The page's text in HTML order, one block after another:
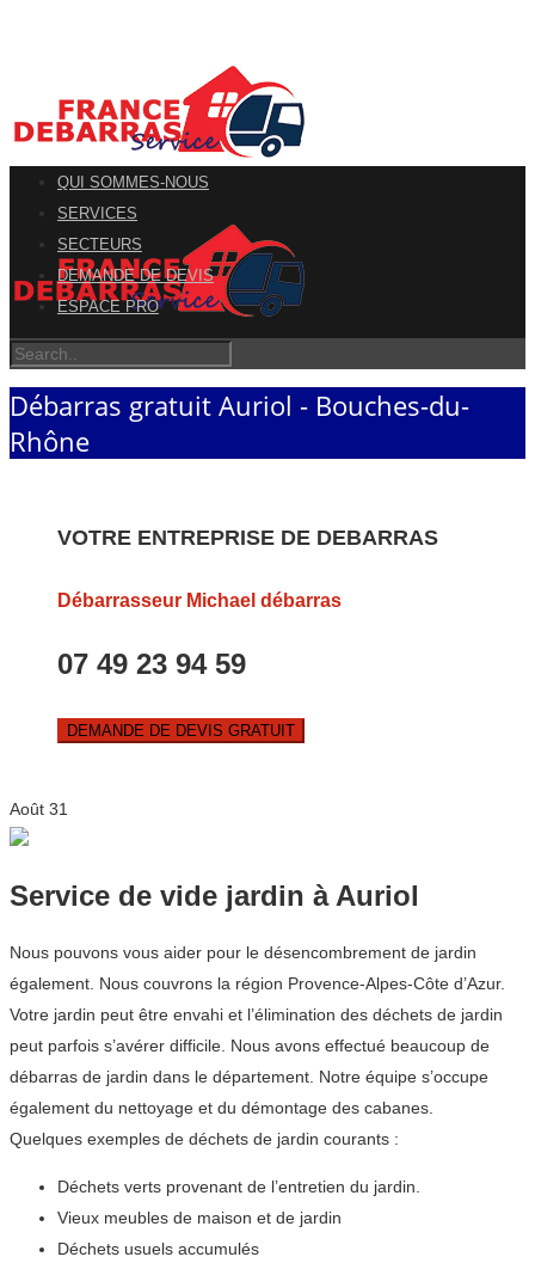
QUI SOMMES-NOUS
SERVICES
SECTEURS
DEMANDE DE DEVIS
ESPACE PRO
Débarras gratuit Auriol - Bouches-du-
Rhône
VOTRE ENTREPRISE DE DEBARRAS
Débarrasseur Michael débarras
07 49 23 94 59
DEMANDE DE DEVIS GRATUIT
Août 31
Service de vide jardin à Auriol
Nous pouvons vous aider pour le désencombrement de jardin
également. Nous couvrons la région Provence-Alpes-Côte d’Azur.
Votre jardin peut être envahi et l’élimination des déchets de jardin
peut parfois s’avérer difficile. Nous avons effectué beaucoup de
débarras de jardin dans le département. Notre équipe s’occupe
également du nettoyage et du démontage des cabanes.
Quelques exemples de déchets de jardin courants :
Déchets verts provenant de l’entretien du jardin.
Vieux meubles de maison et de jardin
Déchets usuels accumulés